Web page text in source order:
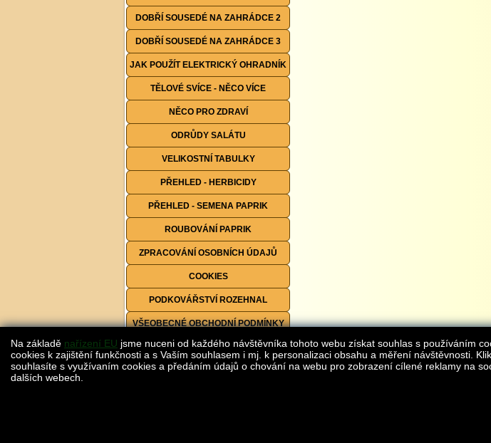
DOBŘÍ SOUSEDÉ NA ZAHRÁDCE 2
DOBŘÍ SOUSEDÉ NA ZAHRÁDCE 3
JAK POUŽÍT ELEKTRICKÝ OHRADNÍK
TĚLOVÉ SVÍCE - NĚCO VÍCE
NĚCO PRO ZDRAVÍ
ODRŮDY SALÁTU
VELIKOSTNÍ TABULKY
PŘEHLED - HERBICIDY
PŘEHLED - SEMENA PAPRIK
ROUBOVÁNÍ PAPRIK
ZPRACOVÁNÍ OSOBNÍCH ÚDAJŮ
COOKIES
PODKOVÁŘSTVÍ ROZEHNAL
VŠEOBECNÉ OBCHODNÍ PODMÍNKY
FORMULÁŘE KE STAŽENÍ
Na základě nařízení EU jsme nuceni od každého návštěvníka tohoto webu získat souhlas s používáním
cookies k zajištění funkčnosti a s Vaším souhlasem i mj. k personalizaci obsahu a měření návštěvnosti.
souhlasíte s využívaním cookies a předáním údajů o chování na webu pro zobrazení cílené reklamy na
dalších webech.